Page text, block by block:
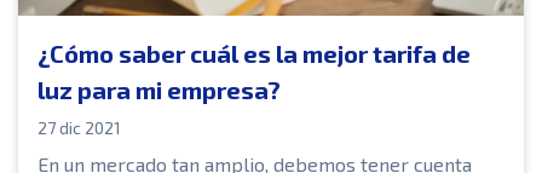
¿Cómo saber cuál es la mejor tarifa de
luz para mi empresa?
27 dic 2021
En un mercado tan amplio, debemos tener cuenta